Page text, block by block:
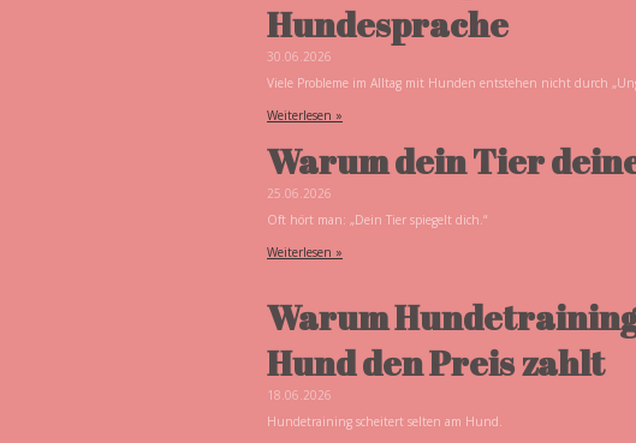
Hundesprache
30.06.2026
Viele Probleme im Alltag mit Hunden entstehen nicht durch
Weiterlesen »
Warum dein Tier
25.06.2026
Oft hört man: „Dein Tier spiegelt dich.“
Weiterlesen »
Warum
Hund den Preis zahlt
18.06.2026
Hundetraining scheitert selten am Hund.